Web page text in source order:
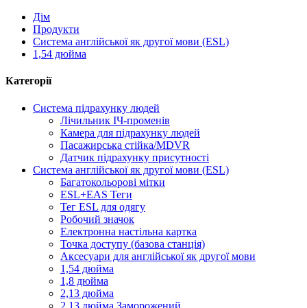
Дім
Продукти
Система англійської як другої мови (ESL)
1,54 дюйма
Категорії
Система підрахунку людей
Лічильник ІЧ-променів
Камера для підрахунку людей
Пасажирська стійка/MDVR
Датчик підрахунку присутності
Система англійської як другої мови (ESL)
Багатокольорові мітки
ESL+EAS Теги
Тег ESL для одягу
Робочий значок
Електронна настільна картка
Точка доступу (базова станція)
Аксесуари для англійської як другої мови
1,54 дюйма
1,8 дюйма
2,13 дюйма
2,13 дюйма Заморожений